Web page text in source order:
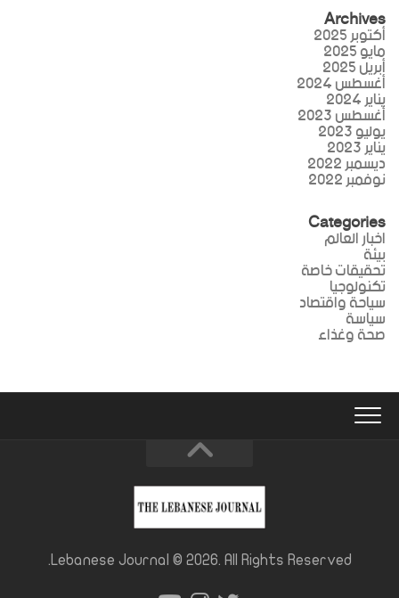
Archives
أكتوبر 2025
مايو 2025
أبريل 2025
أغسطس 2024
يناير 2024
أغسطس 2023
يوليو 2023
يناير 2023
ديسمبر 2022
نوفمبر 2022
Categories
اخبار العالم
بيئة
تحقيقات خاصة
تكنولوجيا
سياحة واقتصاد
سياسة
صحة وغذاء
Lebanese Journal © 2026. All Rights Reserved.